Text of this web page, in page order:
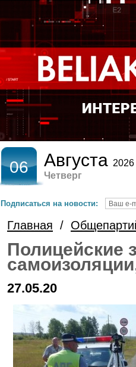
Подписаться на новости:
06 Августа 2026
Четверг
Главная /
Полицейские
27.05.20